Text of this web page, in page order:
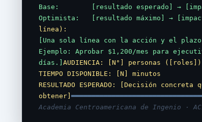
Base:        [resultado esperado] →
Optimista:   [resultado máximo] →
línea):
[Una sola línea con la acción y el
Ejemplo: Aprobar $1,200/mes para
días.] AUDIENCIA: [N°] personas ([roles])
TIEMPO DISPONIBLE: [N] minutos
RESULTADO ESPERADO: [Decisión concreta
obtener]
Academia Centroamericana de Ingenio ·